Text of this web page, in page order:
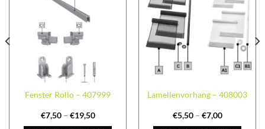
Fenster Rollo – 407999
€7,50– €19,50
Lamellenvorhang – 408003
€5,50– €7,00